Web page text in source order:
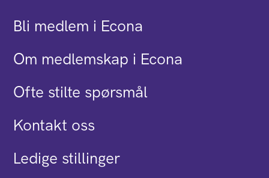
Bli medlem i Econa
Om medlemskap i Econa
Ofte stilte spørsmål
Kontakt oss
Ledige stillinger